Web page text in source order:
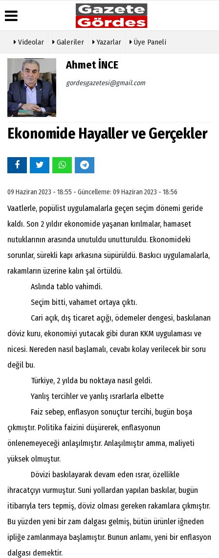
Üye Paneli
Haber
Arşivi
Gazete
Arşivi
Günün
Durumu
Gazete
Video
Etkinlikler
Videolar Galeriler Yazarlar Üye Paneli
Ahmet İNCE
gordesgazetesi@gmail.com
Ekonomide Hayaller ve Gerçekler
09 Haziran 2023 - 18:55 - Güncelleme: 09 Haziran 2023 - 18:56
Vaatlerle, popülist uygulamalarla geçen seçim dönemi geride
kaldı. Son 2 yıldır ekonomide yaşanan kırılmalar, hamaset
nutuklarının arasında unutuldu unutturuldu. Ekonomideki
sorunlar, sürekli kapı arkasına süpürüldü. Baskıcı uygulamalarla,
rakamların üzerine kalın şal örtüldü.
Aslında tablo vahimdi.
Seçim bitti, vahamet ortaya çıktı.
Cari açık, dış ticaret açığı, ödemeler dengesi, baskılanan
döviz kuru, ekonomiyi yutacak gibi duran KKM uygulaması ve
nicesi. Nereden nasıl başlamalı, cevabı kolay verilecek bir soru
değil bu.
Türkiye, 2 yılda bu noktaya nasıl geldi.
Yanlış tercihler ve yanlış ısrarlarla elbette
Faiz sebep, enflasyon sonuçtur tercihi, bugün boşa
çıkmıştır. Politika faizini düşürerek, enflasyonun
önlenemeyeceği anlaşılmıştır. Anlaşılmıştır amma, maliyeti
yüksek olmuştur.
Dövizi baskılayarak devam eden ısrar, özellikle
ihracatçıyı vurmuştur. Suni yollardan yapılan baskılar, bugün
itibarıyla ters tepmiş, döviz olması gereken rakamlara çıkmıştır.
Bu yüzden yeni bir zam dalgası gelmiş, bütün ürünler iğneden
ipliğe zamlanmaya başlamıştır. Bunun anlamı, yeni bir enflasyon
dalgası demektir.